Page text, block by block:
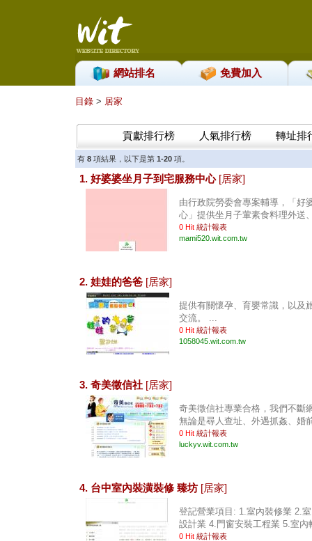
網站排名 免費加入
目錄 > 居家
貢獻排行榜 人氣排行榜 轉址排
有 8 項結果，以下是第 1-20項。
1. 好婆婆坐月子到宅服務中心 [居家]
由行政院勞委會專案輔導，「好
心」提供坐月子葷素食料理外送
0 Hit 統計報表
mami520.wit.com.tw
2. 娃娃的爸爸 [居家]
提供有關懷孕、育嬰常識，以及
交流。 ...
0 Hit 統計報表
1058045.wit.com.tw
3. 奇美徵信社 [居家]
奇美徵信社專業合格，我們不斷
無論是尋人查址、外遇抓姦、婚
0 Hit 統計報表
luckyv.wit.com.tw
4. 台中室內裝潢裝修 臻坊 [居家]
登記營業項目: 1.室內裝修業 2.
設計業 4.門窗安裝工程業 5.室內
0 Hit 統計報表